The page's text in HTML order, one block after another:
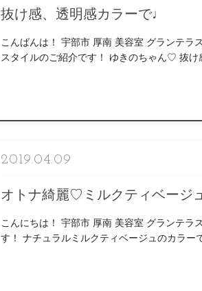
抜け感、透明感カラーで♩
こんばんは！ 宇部市 厚南 美容室 グランテラ
スタイルのご紹介です！ ゆきのちゃん♡ 抜け
オトナ綺麗♡ミルクティベージュ
2019.04.09
こんにちは！ 宇部市 厚南 美容室 グランテラ
す！ ナチュラルミルクティベージュのカラー